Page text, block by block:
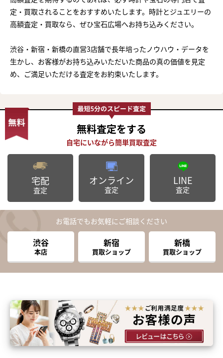
定・買取されることをおすすめいたします。時計とジュエリーの
高額査定・買取なら、ぜひ宝石広場へお持ち込みください。
渋谷・新宿・新橋の直営3店舗で長年培ったノウハウ・データを
生かし、お客様がお持ち込みいただいた商品の真の価値を見定
め、ご満足いただける査定をお約束いたします。
無料査定をする
宅配
査定
オンライン
査定
LINE
査定
お電話でもお気軽にご相談ください
渋谷
本店
新宿
買取ショップ
新橋
買取ショップ